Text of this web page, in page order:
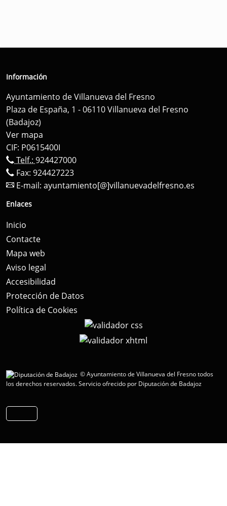
Información
Ayuntamiento de Villanueva del Fresno
Plaza de España, 1 - 06110 Villanueva del Fresno
(Badajoz)
Ver mapa
CIF: P0615400I
Telf.: 924427000
Fax: 924427223
E-mail: ayuntamiento[@]villanuevadelfresno.es
Enlaces
Inicio
Contacte
Mapa web
Aviso legal
Accesibilidad
Protección de Datos
Política de Cookies
© Ayuntamiento de Villanueva del Fresno todos
los derechos reservados.Servicio ofrecido por Diputación de Badajoz